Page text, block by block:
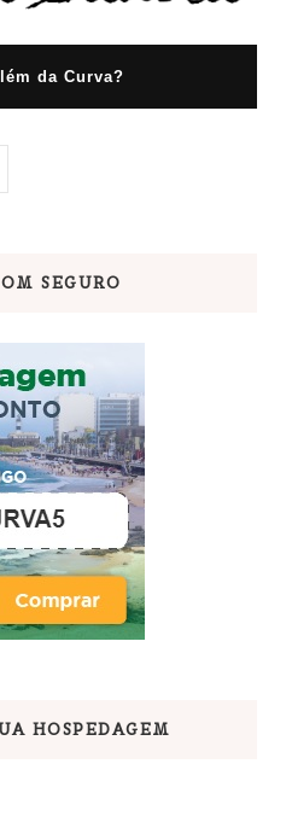
da Curva?
SEGURO
HOSPEDAGEM